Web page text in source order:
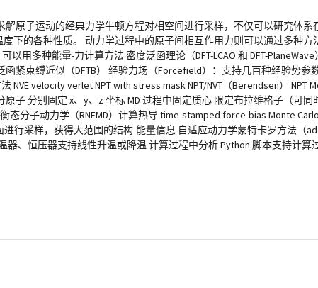
原子运动的经典力学牛顿方程对相空间进行采样，不仅可以研究体
下的各种性质。 动力学过程中的原子间相互作用力则可以通过多种
以用多种能量-力计算方法 密度泛函理论（DFT-LCAO 和 DFT-
紧束缚近似（DFTB） 经验力场（Forcefield）：支持几百种经验势参
velocity verlet NPT with stress mask NPT/NVT（Berendsen） NPT
子 分别固定 x、y、z 坐标 MD 过程中固定质心 限定布拉维格子（可
分子动力学（RNEMD）计算热导 time-stamped force-bias Monte
进行采样，获得大范围的结构-能量信息 自适应动力学蒙特卡罗方法（
、恒压器支持线性升温或降温 计算过程中分析 Python 脚本支持计算